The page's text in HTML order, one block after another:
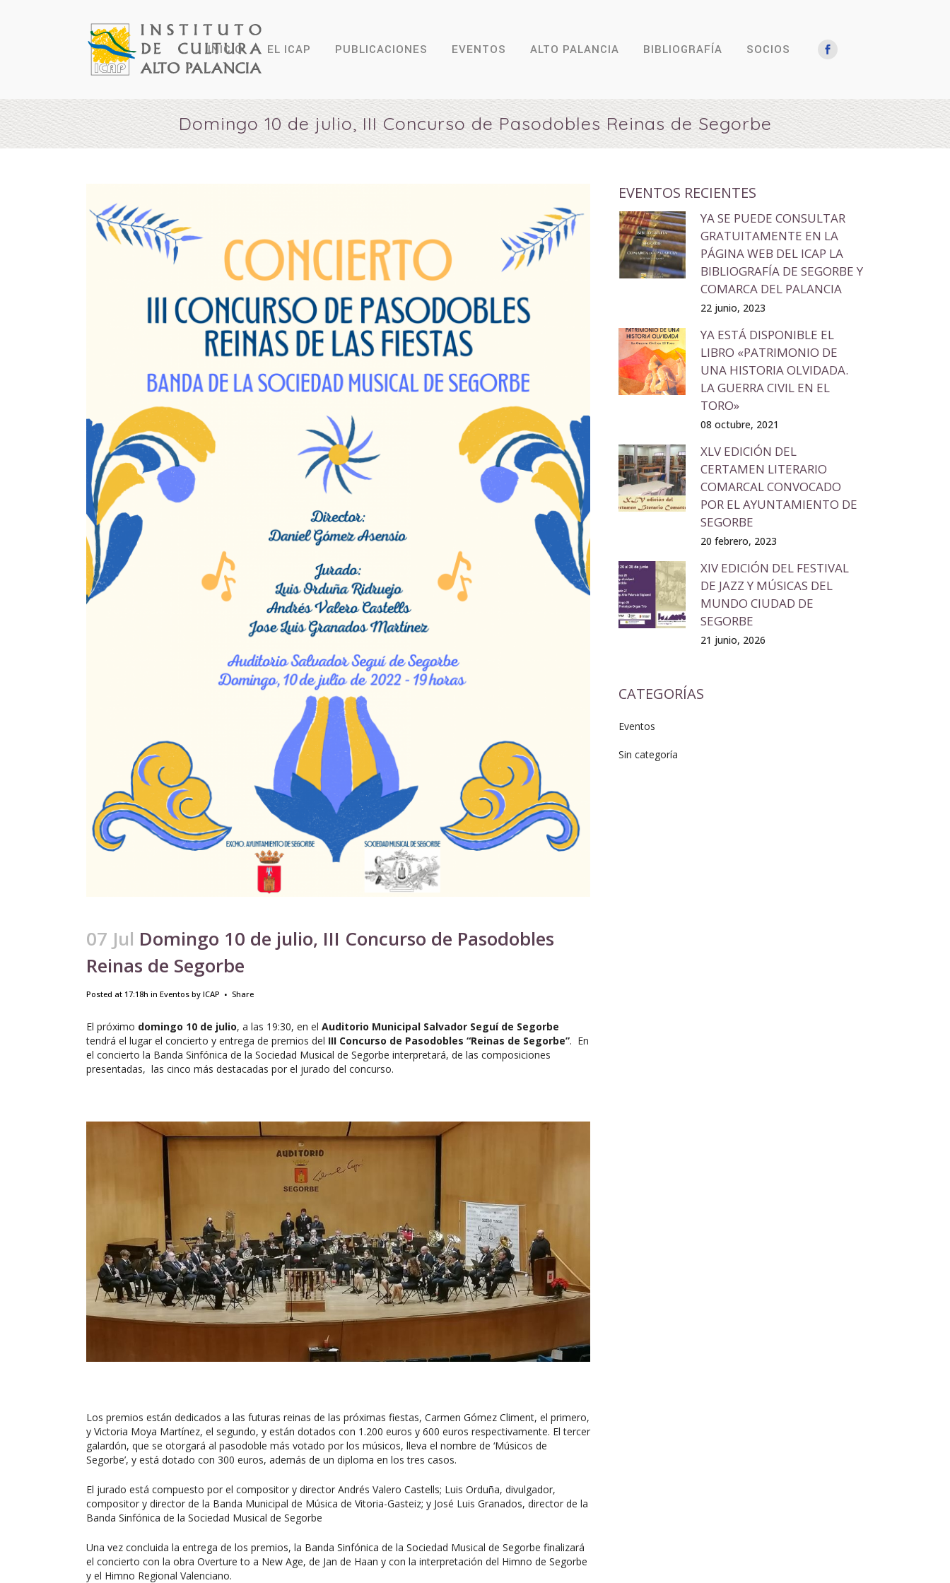
INICIO EL ICAP PUBLICACIONES EVENTOS ALTO PALANCIA BIBLIOGRAFÍA SOCIOS
Domingo 10 de julio, III Concurso de Pasodobles Reinas de Segorbe
07 Jul Domingo 10 de julio, III Concurso de Pasodobles
Reinas de Segorbe
Posted at 17:18h in Eventos by ICAP Share
El próximo domingo 10 de julio, a las 19:30, en el Auditorio Municipal Salvador Seguí de Segorbe
tendrá el lugar el concierto y entrega de premios del III Concurso de Pasodobles “Reinas de Segorbe”. En
el concierto la Banda Sinfónica de la Sociedad Musical de Segorbe interpretará, de las composiciones
presentadas, las cinco más destacadas por el jurado del concurso.
Los premios están dedicados a las futuras reinas de las próximas fiestas, Carmen Gómez Climent, el primero,
y Victoria Moya Martínez, el segundo, y están dotados con 1.200 euros y 600 euros respectivamente. El tercer
galardón, que se otorgará al pasodoble más votado por los músicos, lleva el nombre de ‘Músicos de
Segorbe’, y está dotado con 300 euros, además de un diploma en los tres casos.
El jurado está compuesto por el compositor y director Andrés Valero Castells; Luis Orduña, divulgador,
compositor y director de la Banda Municipal de Música de Vitoria-Gasteiz; y José Luis Granados, director de la
Banda Sinfónica de la Sociedad Musical de Segorbe
Una vez concluida la entrega de los premios, la Banda Sinfónica de la Sociedad Musical de Segorbe finalizará
el concierto con la obra Overture to a New Age, de Jan de Haan y con la interpretación del Himno de Segorbe
y el Himno Regional Valenciano.
EVENTOS RECIENTES
YA SE PUEDE CONSULTAR
GRATUITAMENTE EN LA
PÁGINA WEB DEL ICAP LA
BIBLIOGRAFÍA DE SEGORBE Y
COMARCA DEL PALANCIA
22 junio, 2023
YA ESTÁ DISPONIBLE EL
LIBRO «PATRIMONIO DE
UNA HISTORIA OLVIDADA.
LA GUERRA CIVIL EN EL
TORO»
08 octubre, 2021
XLV EDICIÓN DEL
CERTAMEN LITERARIO
COMARCAL CONVOCADO
POR EL AYUNTAMIENTO DE
SEGORBE
20 febrero, 2023
XIV EDICIÓN DEL FESTIVAL
DE JAZZ Y MÚSICAS DEL
MUNDO CIUDAD DE
SEGORBE
21 junio, 2026
CATEGORÍAS
Eventos
Sin categoría